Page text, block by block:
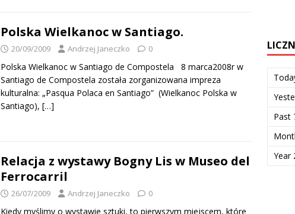
Polska Wielkanoc w Santiago.
20/09/2009 Andrzej Janeczko 0
Polska Wielkanoc w Santiago de Compostela 8 marca2008r w
Santiago de Compostela została zorganizowana impreza
kulturalna: „Pasqua Polaca en Santiago” (Wielkanoc Polska w
Santiago), […]
Relacja z wystawy Bogny Lis w Museo del
Ferrocarril
26/07/2009 Andrzej Janeczko 0
Kiedy myślimy o wystawie sztuki, to pierwszym miejscem, które
Past
Year